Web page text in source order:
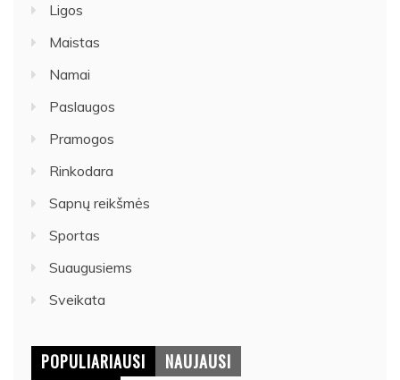
Ligos
Maistas
Namai
Paslaugos
Pramogos
Rinkodara
Sapnų reikšmės
Sportas
Suaugusiems
Sveikata
POPULIARIAUSI NAUJAUSI